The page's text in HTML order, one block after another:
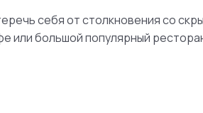
себя от столкновения со
большой популярный